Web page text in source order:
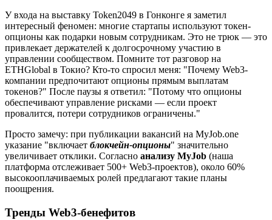
У входа на выставку Token2049 в Гонконге я заметил
интересный феномен: многие стартапы используют токен-
опционы как подарки новым сотрудникам. Это не трюк — это
привлекает держателей к долгосрочному участию в
управлении сообществом. Помните тот разговор на
ETHGlobal в Токио? Кто-то спросил меня: "Почему Web3-
компании предпочитают опционы прямым выплатам
токенов?" После паузы я ответил: "Потому что опционы
обеспечивают управление рисками — если проект
провалится, потери сотрудников ограничены."
Просто замечу: при публикации вакансий на MyJob.one
указание "включает блокчейн-опционы" значительно
увеличивает отклики. Согласно анализу MyJob (наша
платформа отслеживает 500+ Web3-проектов), около 60%
высокооплачиваемых ролей предлагают такие планы
поощрения.
Тренды Web3-бенефитов